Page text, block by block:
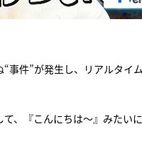
事件”が発生し、リアルタイ
、『こんにちは〜』みたい